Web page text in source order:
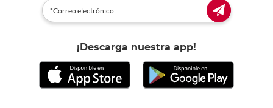
¡Descarga nuestra app!